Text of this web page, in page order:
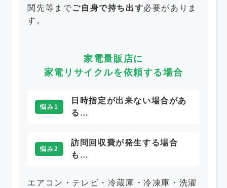
関先等までご自身で持ち出す必要がありま
す。
家電量販店に
家電リサイクルを依頼する場合
悩み1
日時指定が出来ない場合があ
る…
悩み2
訪問回収費が発生する場合
も…
エアコン・テレビ・冷蔵庫・冷凍庫・洗濯